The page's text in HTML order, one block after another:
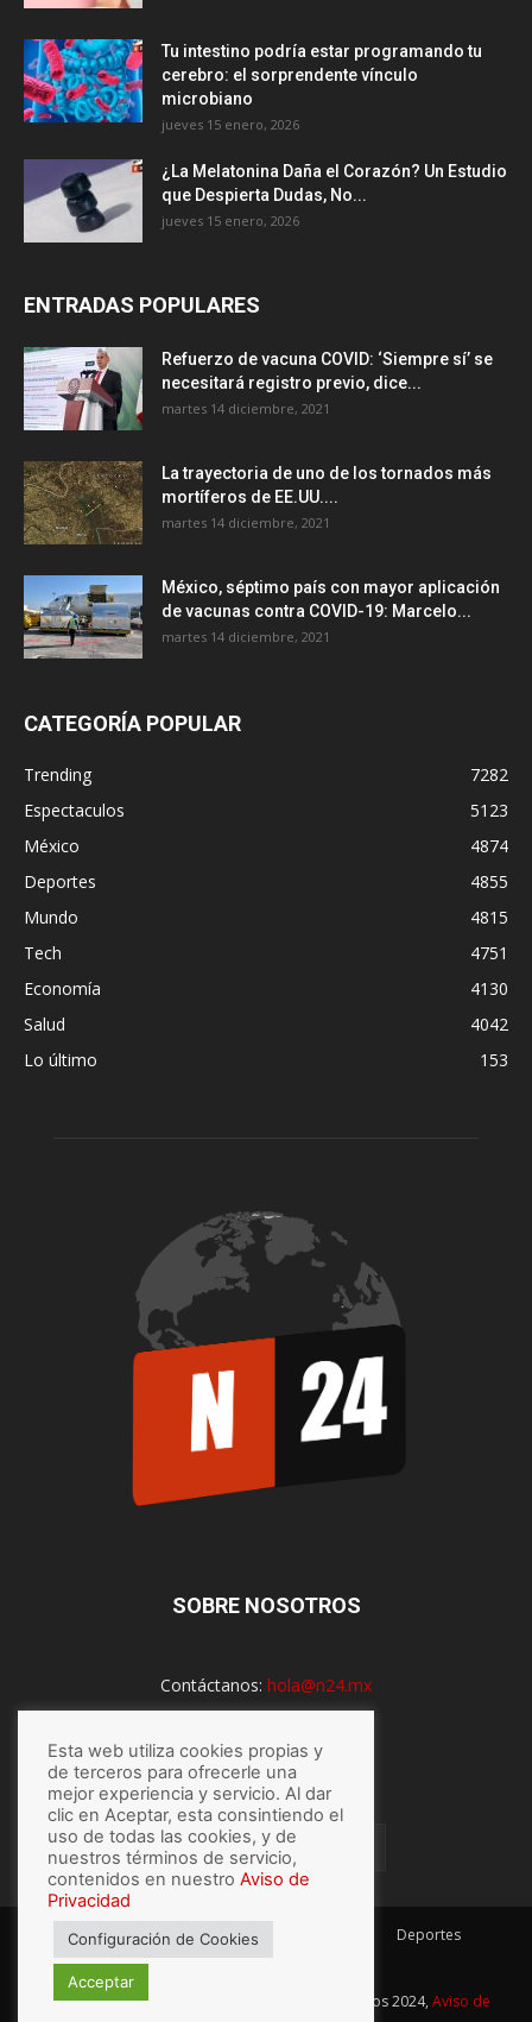
Tu intestino podría estar programando tu
cerebro: el sorprendente vínculo
microbiano
jueves 15 enero, 2026
¿La Melatonina Daña el Corazón? Un Estudio
que Despierta Dudas, No...
jueves 15 enero, 2026
ENTRADAS POPULARES
Refuerzo de vacuna COVID: ‘Siempre sí’ se
necesitará registro previo, dice...
martes 14 diciembre, 2021
La trayectoria de uno de los tornados más
mortíferos de EE.UU....
martes 14 diciembre, 2021
México, séptimo país con mayor aplicación
de vacunas contra COVID-19: Marcelo...
martes 14 diciembre, 2021
CATEGORÍA POPULAR
Trending
7282
Espectaculos
5123
México
4874
Deportes
4855
Mundo
4815
Tech
4751
Economía
4130
Salud
4042
Lo último
153
SOBRE NOSOTROS
Contáctanos: hola@n24.mx
SÍGUENOS
México Mundo Economía
Deportes
Espectaculos
© Hecho con por N24.mx, Derechos Reservados 2024, Aviso de
Esta web utiliza cookies propias y
de terceros para ofrecerle una
mejor experiencia y servicio. Al dar
clic en Aceptar, esta consintiendo el
uso de todas las cookies, y de
nuestros términos de servicio,
contenidos en nuestro Aviso de
Privacidad
Configuración de Cookies
Acceptar